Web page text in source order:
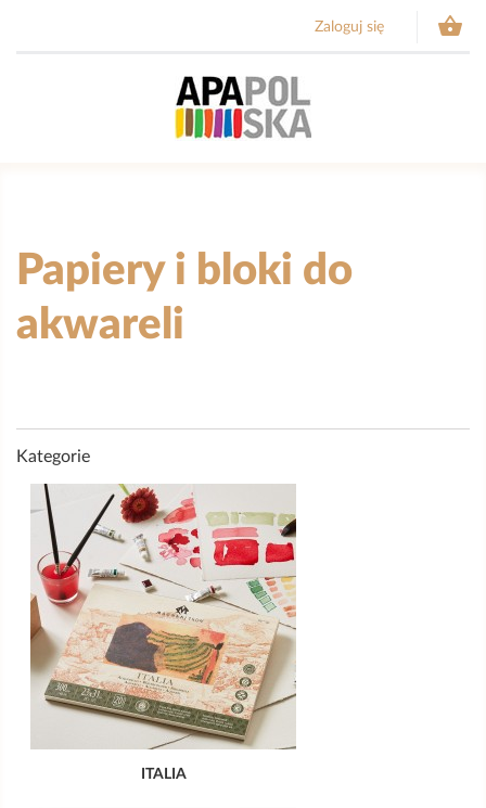
Zaloguj się 
Papiery i bloki do
akwareli
Kategorie
ITALIA